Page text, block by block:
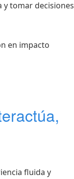
tomar decisiones
en impacto
fluida y